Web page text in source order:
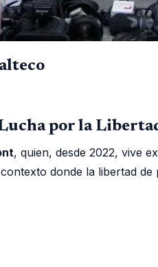
por la
, quien, desde 2022, vive
donde la libertad